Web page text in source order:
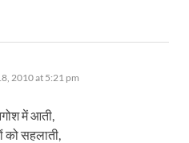
2010 at 5:21 pm
में आती,
को सहलाती,